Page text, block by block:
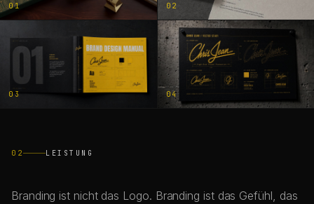
01 02
03 04
02 LEISTUNG
Branding ist nicht das Logo. Branding ist das Gefühl, das